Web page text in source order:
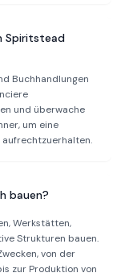
Spiritstead
Buchhandlungen
und überwache
um eine
bauen?
Werkstätten,
Strukturen bauen.
von der
zur Produktion von